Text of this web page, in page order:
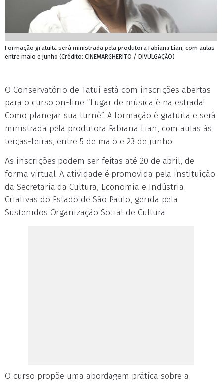
Formação gratuita será ministrada pela produtora Fabiana Lian, com aulas
entre maio e junho (Crédito: CINEMARGHERITO / DIVULGAÇÃO)
O Conservatório de Tatuí está com inscrições abertas
para o curso on-line “Lugar de música é na estrada!
Como planejar sua turnê”. A formação é gratuita e será
ministrada pela produtora Fabiana Lian, com aulas às
terças-feiras, entre 5 de maio e 23 de junho.
As inscrições podem ser feitas até 20 de abril, de
forma virtual. A atividade é promovida pela instituição
da Secretaria da Cultura, Economia e Indústria
Criativas do Estado de São Paulo, gerida pela
Sustenidos Organização Social de Cultura.
O curso propõe uma abordagem prática sobre a